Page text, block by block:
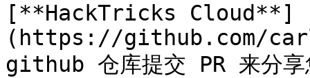
[**HackTricks Cloud**]
(https://github.com/
github 仓库提交 PR 来分享